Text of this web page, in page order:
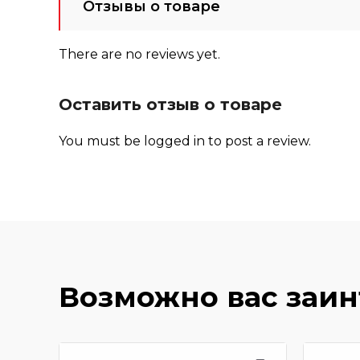
Отзывы о товаре
There are no reviews yet.
Оставить отзыв о товаре
You must be logged in to post a review.
Возможно вас